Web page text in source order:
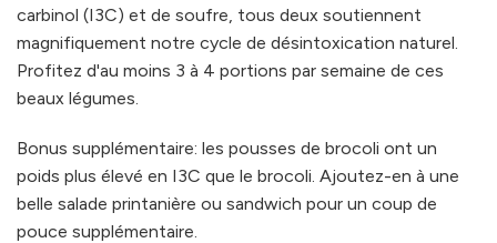
carbinol (I3C) et de soufre, tous deux soutiennent
magnifiquement notre cycle de désintoxication naturel.
Profitez d'au moins 3 à 4 portions par semaine de ces
beaux légumes.
Bonus supplémentaire: les pousses de brocoli ont un
poids plus élevé en I3C que le brocoli. Ajoutez-en à une
belle salade printanière ou sandwich pour un coup de
pouce supplémentaire.